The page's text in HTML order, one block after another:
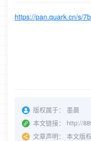
https://pan.quark.cn/s/
版权属于：
墨晨
本文链接：
http://
文章声明：
本文版